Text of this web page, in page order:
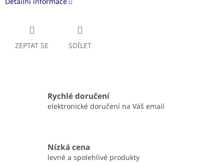
ZEPTAT SE SDÍLET
Rychlé doručení
elektronické doručení na Váš email
Nízká cena
levné a spolehlivé produkty